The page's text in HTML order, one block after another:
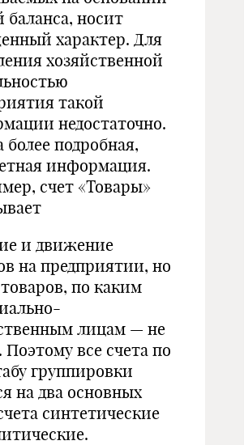
баланса, носит
характер. Для
хозяйственной
такой
недостаточно.
подробная,
информация.
счет «Товары»
и движение
на предприятии, но
по каким
лицам — не
Поэтому все счета по
группировки
на два основных
синтетические